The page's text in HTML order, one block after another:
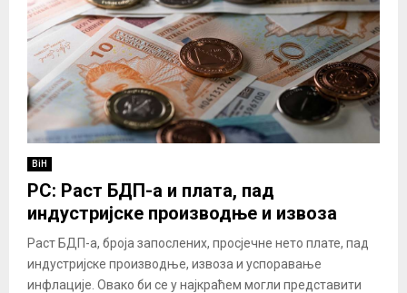
BiH
РС: Раст БДП-а и плата, пад
индустријске производње и извоза
Раст БДП-а, броја запослених, просјечне нето плате, пад
индустријске производње, извоза и успоравање
инфлације. Овако би се у најкраћем могли представити